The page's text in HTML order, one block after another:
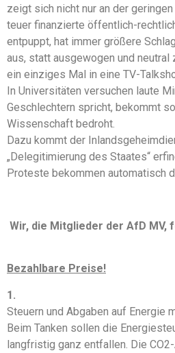
zeigt sich nicht nur an der
teuer finanzierte öffentlich-
entpuppt, hat immer größere
aus, statt ausgewogen und
ein einziges Mal in eine TV-
In Universitäten versuchen laute
Geschlechtern spricht, bekommt
Wissenschaft bedroht.
Dazu kommt der
„Delegitimierung des Staates“
Proteste bekommen automatisch
Wir, die Mitglieder der AfD MV,
Bezahlbare Preise!
1.
Steuern und Abgaben auf Energie
Beim Tanken sollen die
langfristig ganz entfallen. Die